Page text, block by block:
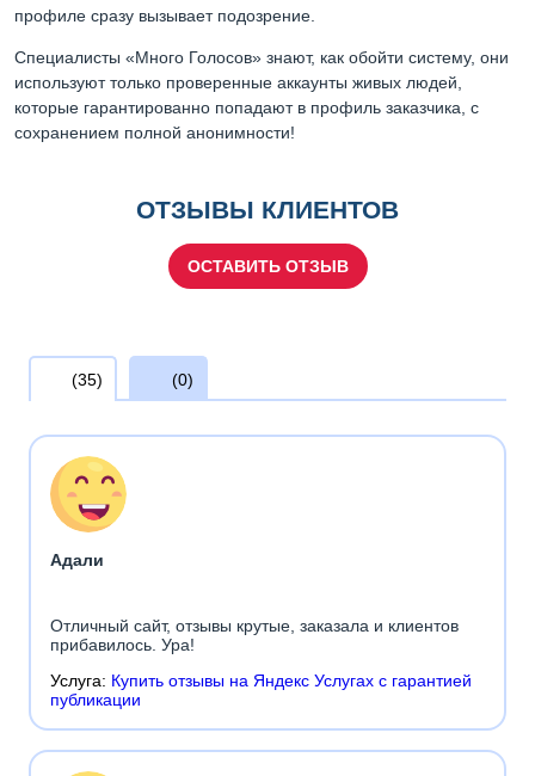
профиле сразу вызывает подозрение.
Специалисты «Много Голосов» знают, как обойти систему, они
используют только проверенные аккаунты живых людей,
которые гарантированно попадают в профиль заказчика, с
сохранением полной анонимности!
ОТЗЫВЫ КЛИЕНТОВ
ОСТАВИТЬ ОТЗЫВ
(35) (0)
Адали
Отличный сайт, отзывы крутые, заказала и клиентов
прибавилось. Ура!
Услуга: Купить отзывы на Яндекс Услугах с гарантией
публикации